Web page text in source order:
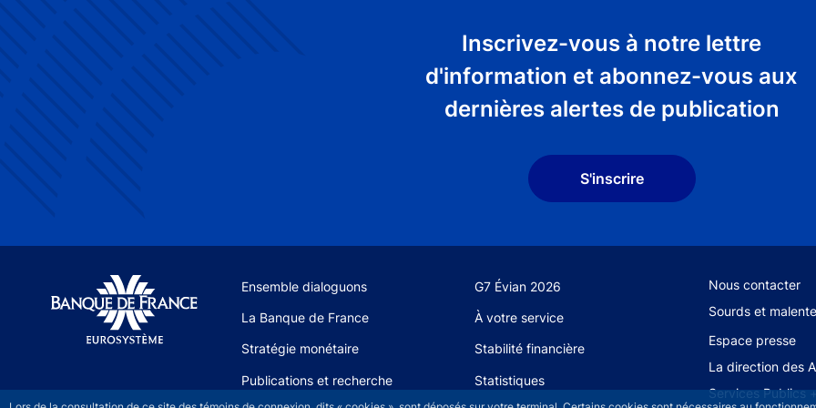
Inscrivez-vous à notre lettre
d'information et abonnez-vous aux
dernières alertes de publication
S'inscrire
Site navigation
Ensemble dialoguons G7 Évian 2026
La Banque de France À votre service
Stratégie monétaire Stabilité financière
Publications et recherche Statistiques
Footer secondary
Nous contacter
Sourds et
Espace presse
La direction des
Services Publics